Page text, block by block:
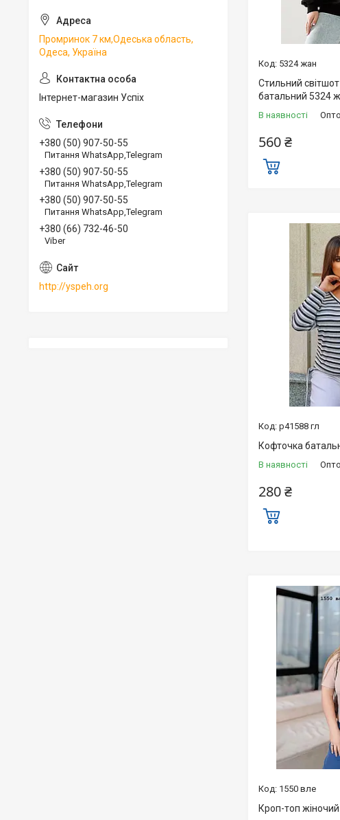
5324 жан
Стильний
батальний 5324
В наявності
560 ₴
р41588 гл
Кофточка
В наявності
280 ₴
1550 вле
Кроп-топ
Промринок 7 км,Одеська область,
Одеса, Україна
Інтернет-магазин Успіх
+380 (50) 907-50-55
Питання WhatsApp,Telegram
+380 (50) 907-50-55
Питання WhatsApp,Telegram
+380 (50) 907-50-55
Питання WhatsApp,Telegram
+380 (66) 732-46-50
Viber
http://yspeh.org